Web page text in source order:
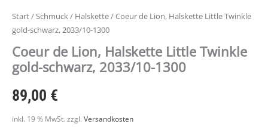
Start/Schmuck/ Halskette/ Coeur de Lion, Halskette Little Twinkle
gold-schwarz, 2033/10-1300
Coeur de Lion, Halskette Little Twinkle
gold-schwarz, 2033/10-1300
89,00 €
inkl. 19 % MwSt. zzgl. Versandkosten